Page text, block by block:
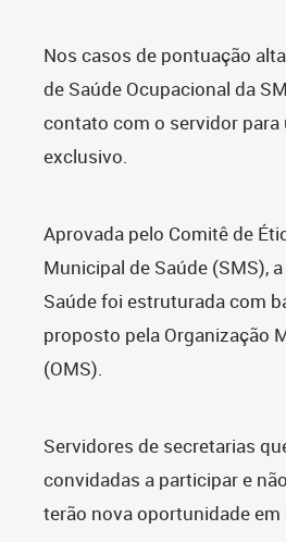
Nos casos de pontuação
de Saúde Ocupacional da
contato com o servidor
exclusivo.
Aprovada pelo Comitê de
Municipal de Saúde (SMS),
Saúde foi estruturada com
proposto pela Organização
(OMS).
Servidores de secretarias
convidadas a participar e
terão nova oportunidade em